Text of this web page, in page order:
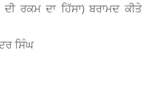
ਰਕਮ ਦਾ ਹਿੱਸਾ) ਬਰਾਮਦ ਕੀਤੇ
ਸਿੰਘ